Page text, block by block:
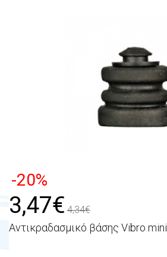
-20%
3,47€ 4,34€
Αντικραδασμικό βάσης Vibro mini